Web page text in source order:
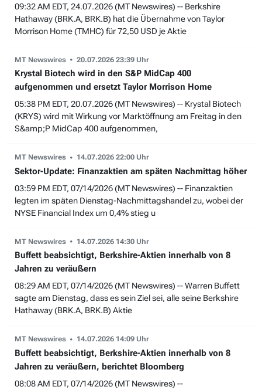
09:32 AM EDT, 24.07.2026 (MT Newswires) -- Berkshire
Hathaway (BRK.A, BRK.B) hat die Übernahme von Taylor
Morrison Home (TMHC) für 72,50 USD je Aktie
MT Newswires 20.07.2026 23:39 Uhr
Krystal Biotech wird in den S&P MidCap 400
aufgenommen und ersetzt Taylor Morrison Home
05:38 PM EDT, 20.07.2026 (MT Newswires) -- Krystal Biotech
(KRYS) wird mit Wirkung vor Marktöffnung am Freitag in den
S&amp;P MidCap 400 aufgenommen,
MT Newswires 14.07.2026 22:00 Uhr
Sektor-Update: Finanzaktien am späten Nachmittag höher
03:59 PM EDT, 07/14/2026 (MT Newswires) -- Finanzaktien
legten im späten Dienstag-Nachmittagshandel zu, wobei der
NYSE Financial Index um 0,4% stieg u
MT Newswires 14.07.2026 14:30 Uhr
Buffett beabsichtigt, Berkshire-Aktien innerhalb von 8
Jahren zu veräußern
08:29 AM EDT, 07/14/2026 (MT Newswires) -- Warren Buffett
sagte am Dienstag, dass es sein Ziel sei, alle seine Berkshire
Hathaway (BRK.A, BRK.B) Aktie
MT Newswires 14.07.2026 14:09 Uhr
Buffett beabsichtigt, Berkshire-Aktien innerhalb von 8
Jahren zu veräußern, berichtet Bloomberg
08:08 AM EDT, 07/14/2026 (MT Newswires) --